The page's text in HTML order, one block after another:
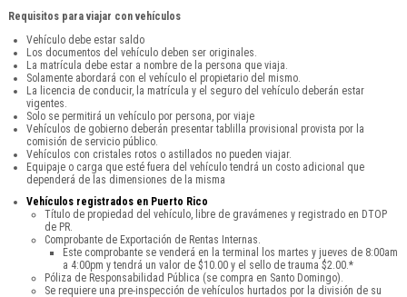
Requisitos para viajar con vehículos
Vehículo debe estar saldo
Los documentos del vehículo deben ser originales.
La matrícula debe estar a nombre de la persona que viaja.
Solamente abordará con el vehículo el propietario del mismo.
La licencia de conducir, la matrícula y el seguro del vehículo deberán estar
vigentes.
Solo se permitirá un vehículo por persona, por viaje
Vehículos de gobierno deberán presentar tablilla provisional provista por la
comisión de servicio público.
Vehículos con cristales rotos o astillados no pueden viajar.
Equipaje o carga que esté fuera del vehículo tendrá un costo adicional que
dependerá de las dimensiones de la misma
Vehículos registrados en Puerto Rico
Título de propiedad del vehículo, libre de gravámenes y registrado en DTOP
de PR.
Comprobante de Exportación de Rentas Internas.
Este comprobante se venderá en la terminal los martes y jueves de 8:00am
a 4:00pm y tendrá un valor de $10.00 y el sello de trauma $2.00.*
Póliza de Responsabilidad Pública (se compra en Santo Domingo).
Se requiere una pre-inspección de vehículos hurtados por la división de su